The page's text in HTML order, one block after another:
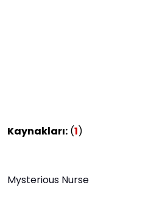
Kaynakları: (1)
Mysterious Nurse